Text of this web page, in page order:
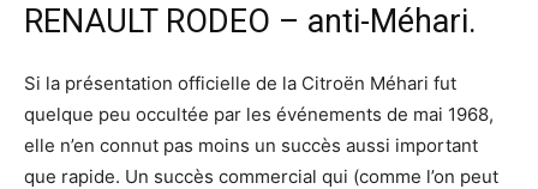
RENAULT RODEO – anti-Méhari.
Si la présentation officielle de la Citroën Méhari fut
quelque peu occultée par les événements de mai 1968,
elle n’en connut pas moins un succès aussi important
que rapide. Un succès commercial qui (comme l’on peut